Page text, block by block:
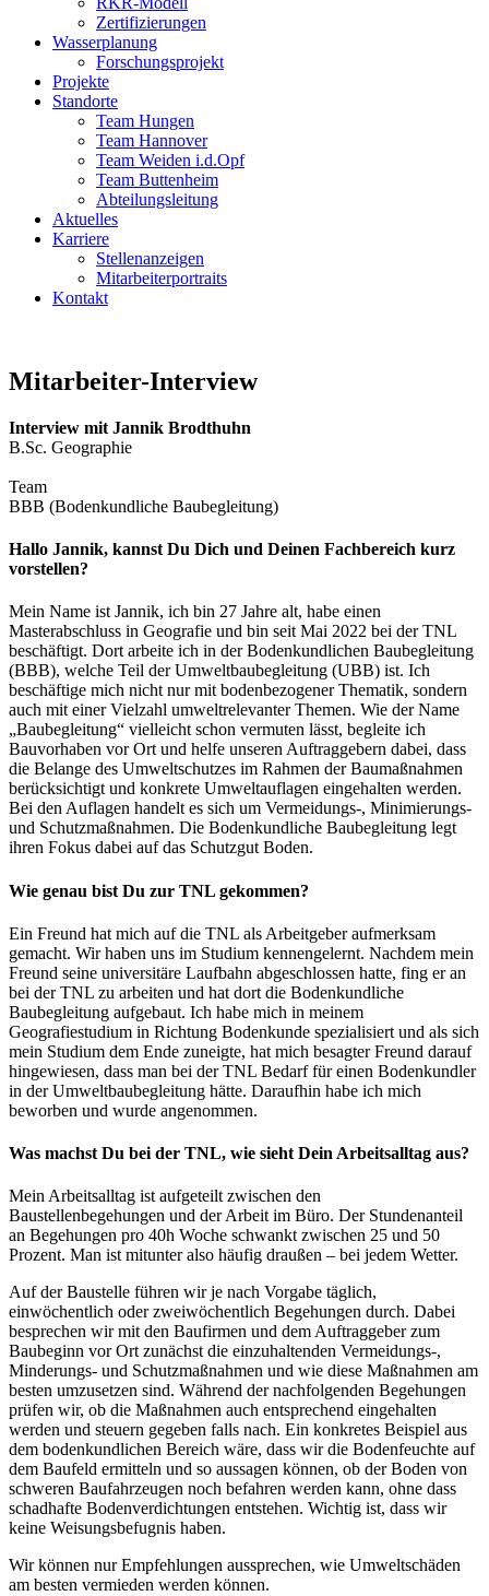
Zertifizierungen
Wasserplanung
Forschungsprojekt
Projekte
Standorte
Team Hungen
Team Hannover
Team Weiden i.d.Opf
Team Buttenheim
Abteilungsleitung
Aktuelles
Karriere
Stellenanzeigen
Mitarbeiterportraits
Kontakt
Mitarbeiter-Interview
Interview mit Jannik Brodthuhn
B.Sc. Geographie
Team
BBB (Bodenkundliche Baubegleitung)
Hallo Jannik, kannst Du Dich und Deinen Fachbereich kurz
vorstellen?
Mein Name ist Jannik, ich bin 27 Jahre alt, habe einen
Masterabschluss in Geografie und bin seit Mai 2022 bei der TNL
beschäftigt. Dort arbeite ich in der Bodenkundlichen Baubegleitung
(BBB), welche Teil der Umweltbaubegleitung (UBB) ist. Ich
beschäftige mich nicht nur mit bodenbezogener Thematik, sondern
auch mit einer Vielzahl umweltrelevanter Themen. Wie der Name
„Baubegleitung“ vielleicht schon vermuten lässt, begleite ich
Bauvorhaben vor Ort und helfe unseren Auftraggebern dabei, dass
die Belange des Umweltschutzes im Rahmen der Baumaßnahmen
berücksichtigt und konkrete Umweltauflagen eingehalten werden.
Bei den Auflagen handelt es sich um Vermeidungs-, Minimierungs-
und Schutzmaßnahmen. Die Bodenkundliche Baubegleitung legt
ihren Fokus dabei auf das Schutzgut Boden.
Wie genau bist Du zur TNL gekommen?
Ein Freund hat mich auf die TNL als Arbeitgeber aufmerksam
gemacht. Wir haben uns im Studium kennengelernt. Nachdem mein
Freund seine universitäre Laufbahn abgeschlossen hatte, fing er an
bei der TNL zu arbeiten und hat dort die Bodenkundliche
Baubegleitung aufgebaut. Ich habe mich in meinem
Geografiestudium in Richtung Bodenkunde spezialisiert und als sich
mein Studium dem Ende zuneigte, hat mich besagter Freund darauf
hingewiesen, dass man bei der TNL Bedarf für einen Bodenkundler
in der Umweltbaubegleitung hätte. Daraufhin habe ich mich
beworben und wurde angenommen.
Was machst Du bei der TNL, wie sieht Dein Arbeitsalltag aus?
Mein Arbeitsalltag ist aufgeteilt zwischen den
Baustellenbegehungen und der Arbeit im Büro. Der Stundenanteil
an Begehungen pro 40h Woche schwankt zwischen 25 und 50
Prozent. Man ist mitunter also häufig draußen – bei jedem Wetter.
Auf der Baustelle führen wir je nach Vorgabe täglich,
einwöchentlich oder zweiwöchentlich Begehungen durch. Dabei
besprechen wir mit den Baufirmen und dem Auftraggeber zum
Baubeginn vor Ort zunächst die einzuhaltenden Vermeidungs-,
Minderungs- und Schutzmaßnahmen und wie diese Maßnahmen am
besten umzusetzen sind. Während der nachfolgenden Begehungen
prüfen wir, ob die Maßnahmen auch entsprechend eingehalten
werden und steuern gegeben falls nach. Ein konkretes Beispiel aus
dem bodenkundlichen Bereich wäre, dass wir die Bodenfeuchte auf
dem Baufeld ermitteln und so aussagen können, ob der Boden von
schweren Baufahrzeugen noch befahren werden kann, ohne dass
schadhafte Bodenverdichtungen entstehen. Wichtig ist, dass wir
keine Weisungsbefugnis haben.
Wir können nur Empfehlungen aussprechen, wie Umweltschäden
am besten vermieden werden können.